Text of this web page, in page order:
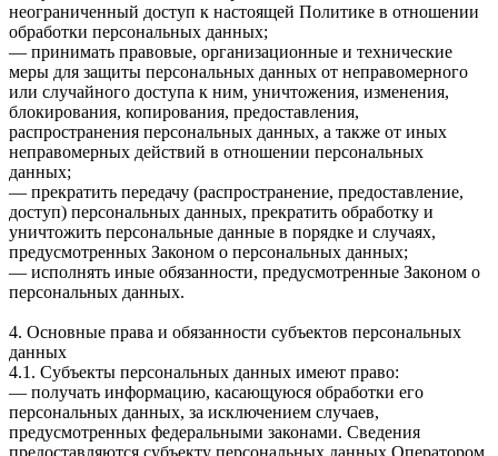
неограниченный доступ к настоящей Политике в отношении
обработки персональных данных;
— принимать правовые, организационные и технические
меры для защиты персональных данных от неправомерного
или случайного доступа к ним, уничтожения, изменения,
блокирования, копирования, предоставления,
распространения персональных данных, а также от иных
неправомерных действий в отношении персональных
данных;
— прекратить передачу (распространение, предоставление,
доступ) персональных данных, прекратить обработку и
уничтожить персональные данные в порядке и случаях,
предусмотренных Законом о персональных данных;
— исполнять иные обязанности, предусмотренные Законом о
персональных данных.
4. Основные права и обязанности субъектов персональных
данных
4.1. Субъекты персональных данных имеют право:
— получать информацию, касающуюся обработки его
персональных данных, за исключением случаев,
предусмотренных федеральными законами. Сведения
предоставляются субъекту персональных данных Оператором